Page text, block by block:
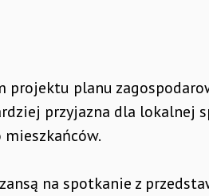
projektu planu
przyjazna dla lokalnej
mieszkańców.
na spotkanie z